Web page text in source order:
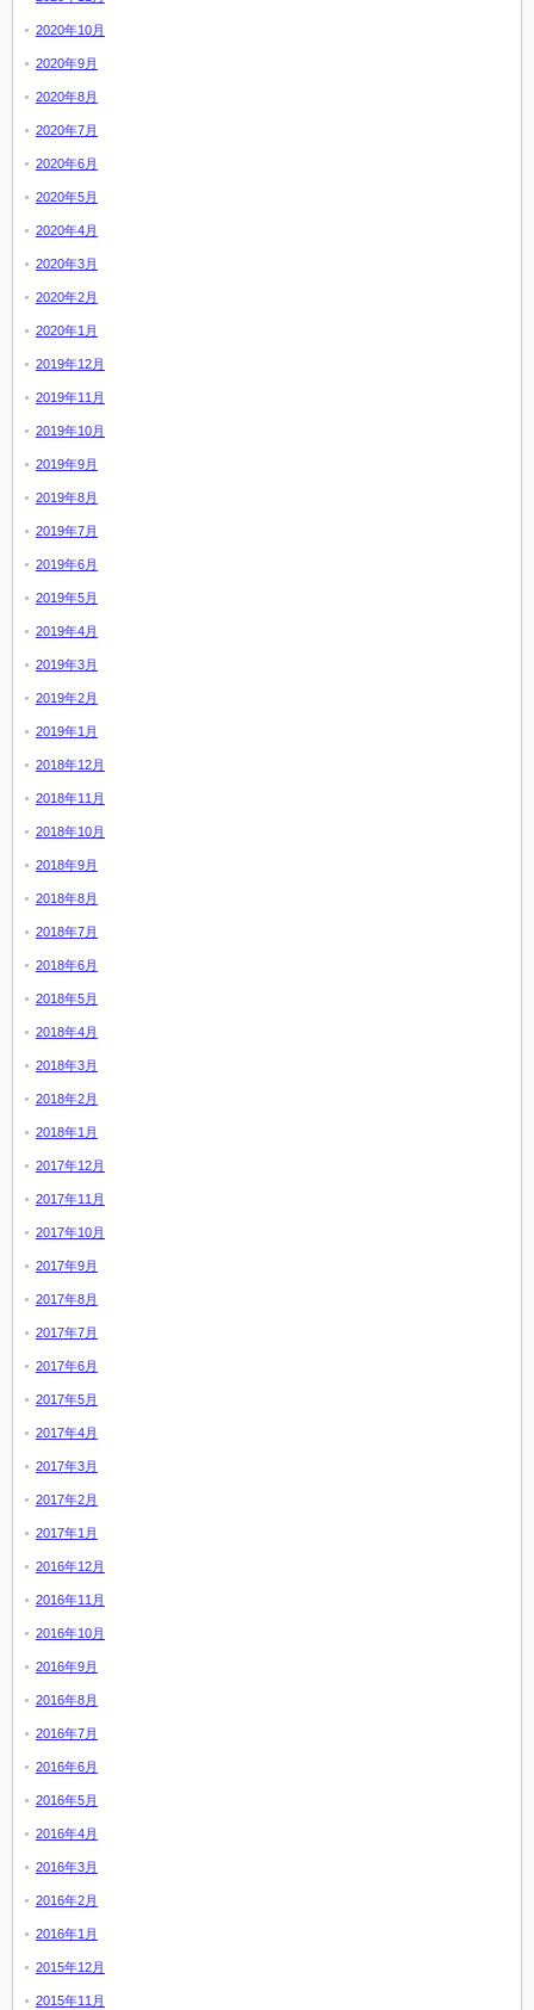
2020年10月
2020年9月
2020年8月
2020年7月
2020年6月
2020年5月
2020年4月
2020年3月
2020年2月
2020年1月
2019年12月
2019年11月
2019年10月
2019年9月
2019年8月
2019年7月
2019年6月
2019年5月
2019年4月
2019年3月
2019年2月
2019年1月
2018年12月
2018年11月
2018年10月
2018年9月
2018年8月
2018年7月
2018年6月
2018年5月
2018年4月
2018年3月
2018年2月
2018年1月
2017年12月
2017年11月
2017年10月
2017年9月
2017年8月
2017年7月
2017年6月
2017年5月
2017年4月
2017年3月
2017年2月
2017年1月
2016年12月
2016年11月
2016年10月
2016年9月
2016年8月
2016年7月
2016年6月
2016年5月
2016年4月
2016年3月
2016年2月
2016年1月
2015年12月
2015年11月